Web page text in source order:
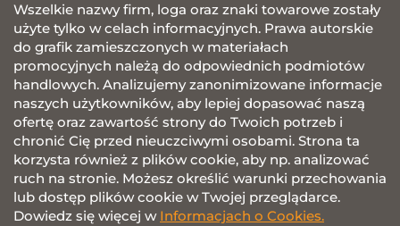
Wszelkie nazwy firm, loga oraz znaki towarowe zostały
użyte tylko w celach informacyjnych. Prawa autorskie
do grafik zamieszczonych w materiałach
promocyjnych należą do odpowiednich podmiotów
handlowych. Analizujemy zanonimizowane informacje
naszych użytkowników, aby lepiej dopasować naszą
ofertę oraz zawartość strony do Twoich potrzeb i
chronić Cię przed nieuczciwymi osobami. Strona ta
korzysta również z plików cookie, aby np. analizować
ruch na stronie. Możesz określić warunki przechowania
lub dostęp plików cookie w Twojej przeglądarce.
Dowiedz się więcej w Informacjach o Cookies.